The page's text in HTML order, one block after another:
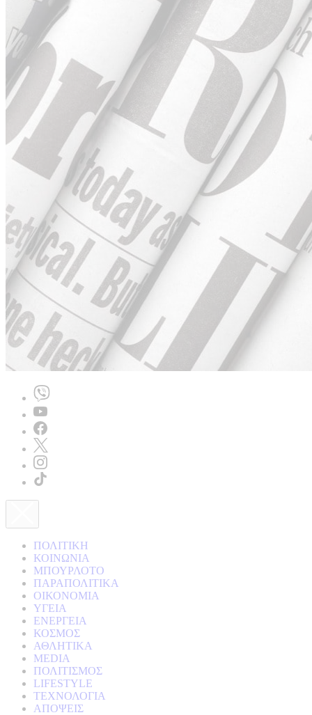
ΠΟΛΙΤΙΚΗ
ΚΟΙΝΩΝΙΑ
ΜΠΟΥΡΛΟΤΟ
ΠΑΡΑΠΟΛΙΤΙΚΑ
ΟΙΚΟΝΟΜΙΑ
ΥΓΕΙΑ
ΕΝΕΡΓΕΙΑ
ΚΟΣΜΟΣ
ΑΘΛΗΤΙΚΑ
MEDIA
ΠΟΛΙΤΙΣΜΟΣ
LIFESTYLE
ΤΕΧΝΟΛΟΓΙΑ
ΑΠΟΨΕΙΣ